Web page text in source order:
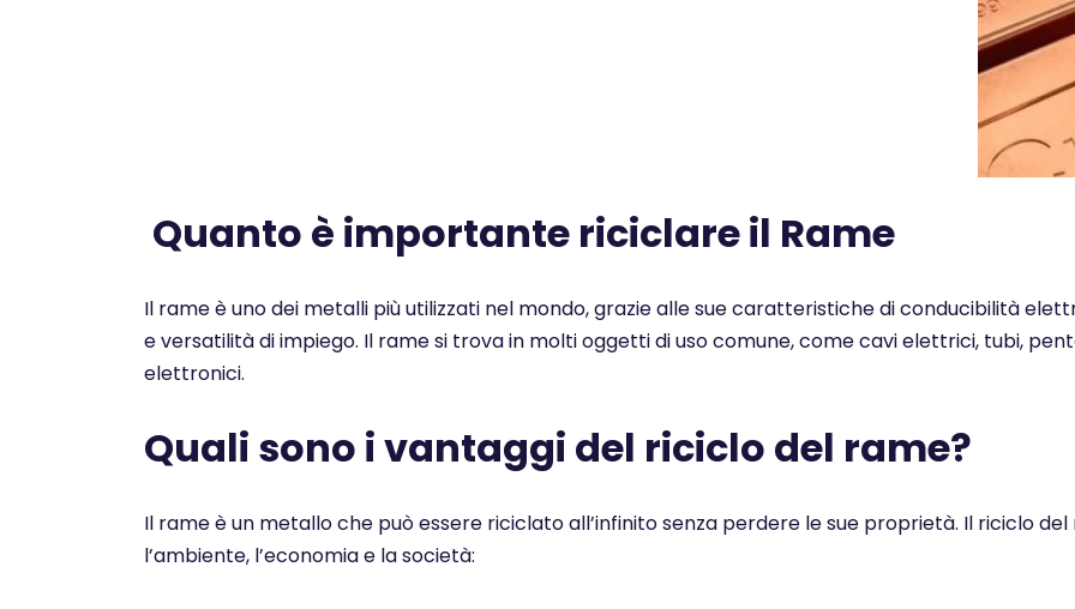
Quanto è importante riciclare il Rame
Il rame è uno dei metalli più utilizzati nel mondo, grazie alle sue caratteristiche di conducibilità
e versatilità di impiego. Il rame si trova in molti oggetti di uso comune, come cavi elettrici, tubi,
elettronici.
Quali sono i vantaggi del riciclo del rame?
Il rame è un metallo che può essere riciclato all’infinito senza perdere le sue proprietà. Il riciclo
l’ambiente, l’economia e la società: